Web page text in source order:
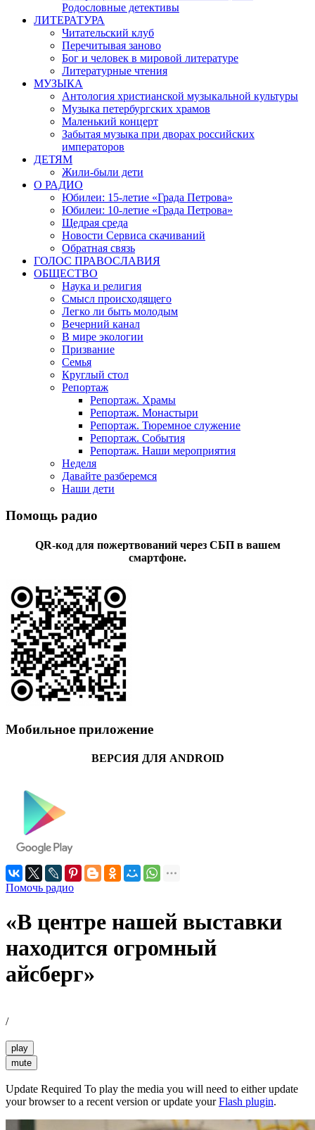
Родословные детективы
ЛИТЕРАТУРА
Читательский клуб
Перечитывая заново
Бог и человек в мировой литературе
Литературные чтения
МУЗЫКА
Антология христианской музыкальной культуры
Музыка петербургских храмов
Маленький концерт
Забытая музыка при дворах российских
императоров
ДЕТЯМ
Жили-были дети
О РАДИО
Юбилеи: 15-летие «Града Петрова»
Юбилеи: 10-летие «Града Петрова»
Щедрая среда
Новости Сервиса скачиваний
Обратная связь
ГОЛОС ПРАВОСЛАВИЯ
ОБЩЕСТВО
Наука и религия
Смысл происходящего
Легко ли быть молодым
Вечерний канал
В мире экологии
Призвание
Семья
Круглый стол
Репортаж
Репортаж. Храмы
Репортаж. Монастыри
Репортаж. Тюремное служение
Репортаж. События
Репортаж. Наши мероприятия
Неделя
Давайте разберемся
Наши дети
Помощь радио
QR-код для пожертвований через СБП в вашем
смартфоне.
Мобильное приложение
ВЕРСИЯ ДЛЯ ANDROID
Помочь радио
«В центре нашей выставки
находится огромный
айсберг»
/
play
mute
Update Required To play the media you will need to either update
your browser to a recent version or update yourFlash plugin.